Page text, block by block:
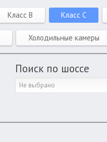
Класс B Класс C
Холодильные камеры
Поиск по шоссе
Не выбрано